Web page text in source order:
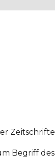
Begriff des